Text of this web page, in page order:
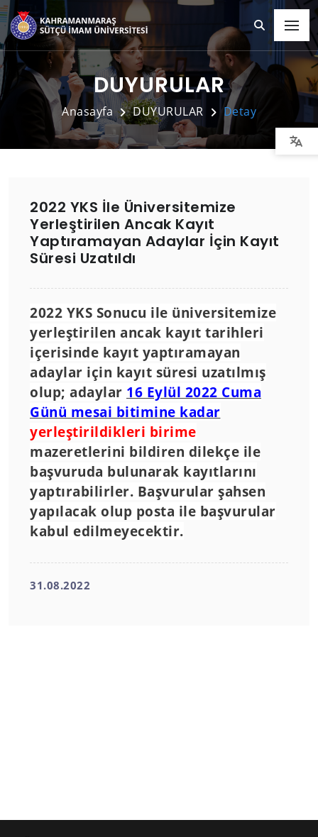
DUYURULAR
Anasayfa DUYURULAR Detay
2022 YKS İle Üniversitemize
Yerleştirilen Ancak Kayıt
Yaptıramayan Adaylar İçin Kayıt
Süresi Uzatıldı
2022 YKS Sonucu ile üniversitemize
yerleştirilen ancak kayıt tarihleri
içerisinde kayıt yaptıramayan
adaylar için kayıt süresi uzatılmış
olup; adaylar 16 Eylül 2022 Cuma
Günü mesai bitimine kadar
yerleştirildikleri birime
mazeretlerini bildiren dilekçe ile
başvuruda bulunarak kayıtlarını
yaptırabilirler. Başvurular şahsen
yapılacak olup posta ile başvurular
kabul edilmeyecektir.
31.08.2022